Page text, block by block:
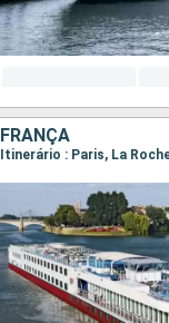
FRANÇA